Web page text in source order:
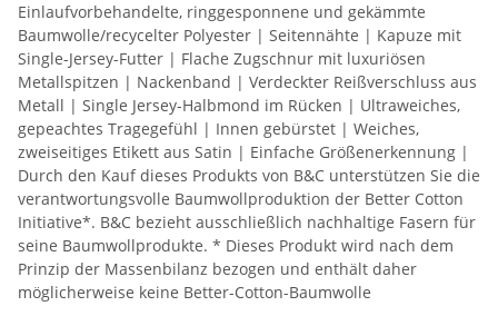
Einlaufvorbehandelte, ringgesponnene und gekämmte
Baumwolle/recycelter Polyester | Seitennähte | Kapuze mit
Single-Jersey-Futter | Flache Zugschnur mit luxuriösen
Metallspitzen | Nackenband | Verdeckter Reißverschluss aus
Metall | Single Jersey-Halbmond im Rücken | Ultraweiches,
gepeachtes Tragegefühl | Innen gebürstet | Weiches,
zweiseitiges Etikett aus Satin | Einfache Größenerkennung |
Durch den Kauf dieses Produkts von B&C unterstützen Sie die
verantwortungsvolle Baumwollproduktion der Better Cotton
Initiative*. B&C bezieht ausschließlich nachhaltige Fasern für
seine Baumwollprodukte. * Dieses Produkt wird nach dem
Prinzip der Massenbilanz bezogen und enthält daher
möglicherweise keine Better-Cotton-Baumwolle